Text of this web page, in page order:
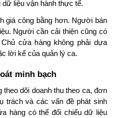
liệu vận hành thực tế.
giá công bằng hơn. Người bán
Người cần cải thiện cũng có
cửa hàng không phải dựa
lời kể của quản lý ca.
minh bạch
dõi doanh thu theo ca, đơn
trách và các vấn đề phát sinh
hàng có thể đối chiếu dữ liệu